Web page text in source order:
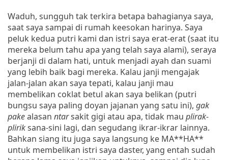
Waduh, sungguh tak terkira betapa bahagianya saya,
saat saya sampai di rumah keesokan harinya. Saya
peluk kedua putri kami dan istri saya erat-erat (saat itu
mereka belum tahu apa yang telah saya alami), seraya
berjanji di dalam hati, untuk menjadi ayah dan suami
yang lebih baik bagi mereka. Kalau janji mengajak
jalan-jalan akan saya tepati, kalau janji mau
membelikan coklat betul akan saya belikan (putri
bungsu saya paling doyan jajanan yang satu ini), gak
pakealasan ntarsakit gigi atau apa, tidak mau plirak-
pliriksana-sini lagi, dan segudang ikrar-ikrar lainnya.
Bahkan siang itu juga saya langsung ke MA**HA**
untuk membelikan istri saya daster, yang entah sudah